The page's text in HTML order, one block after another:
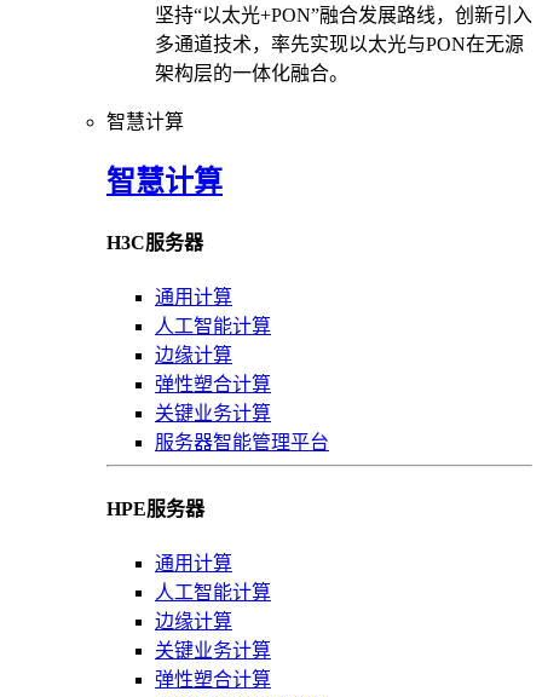
坚持“以太光+PON”融合发展路线，创新引入
多通道技术，率先实现以太光与PON在无源
架构层的一体化融合。
智慧计算
智慧计算
H3C服务器
通用计算
人工智能计算
边缘计算
弹性塑合计算
关键业务计算
服务器智能管理平台
HPE服务器
通用计算
人工智能计算
边缘计算
关键业务计算
弹性塑合计算